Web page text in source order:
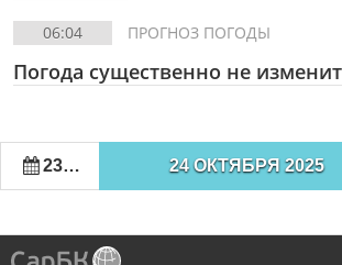
06:04 ПРОГНОЗ ПОГОДЫ
Погода существенно не
23 ОКТЯБРЯ 2025 24 ОКТЯБРЯ 2025